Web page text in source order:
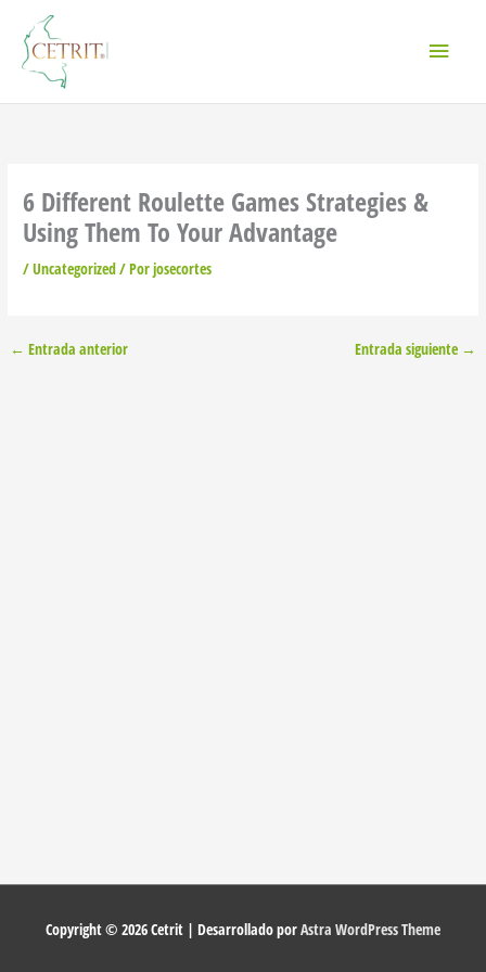
contenido
6 Different Roulette Games Strategies &
Using Them To Your Advantage
/Uncategorized/ Porjosecortes
← Entrada anterior Entrada siguiente →
Copyright © 2026Cetrit | Desarrollado porAstra WordPress Theme